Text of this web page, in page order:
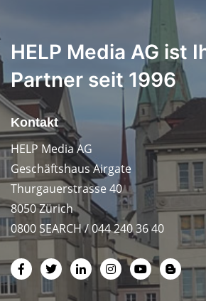
HELP Media AG ist
Partner seit 1996
Kontakt
HELP Media AG
Geschäftshaus Airgate
Thurgauerstrasse 40
8050 Zürich
0800 SEARCH / 044 240 36 40